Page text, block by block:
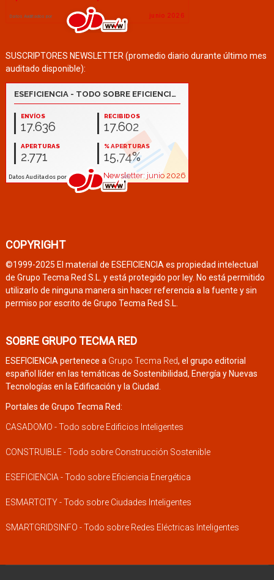
SUSCRIPTORES NEWSLETTER (promedio diario durante último mes
auditado disponible):
COPYRIGHT
©1999-2025 El material de ESEFICIENCIA es propiedad intelectual
de Grupo Tecma Red S.L. y está protegido por ley. No está permitido
utilizarlo de ninguna manera sin hacer referencia a la fuente y sin
permiso por escrito de Grupo Tecma Red S.L.
SOBRE GRUPO TECMA RED
ESEFICIENCIA pertenece a Grupo Tecma Red, el grupo editorial
español líder en las temáticas de Sostenibilidad, Energía y Nuevas
Tecnologías en la Edificación y la Ciudad.
Portales de Grupo Tecma Red:
CASADOMO - Todo sobre Edificios Inteligentes
CONSTRUIBLE - Todo sobre Construcción Sostenible
ESEFICIENCIA - Todo sobre Eficiencia Energética
ESMARTCITY - Todo sobre Ciudades Inteligentes
SMARTGRIDSINFO - Todo sobre Redes Eléctricas Inteligentes